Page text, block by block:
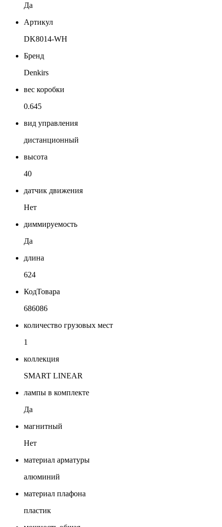
Да
Артикул
DK8014-WH
Бренд
Denkirs
вес коробки
0.645
вид управления
дистанционный
высота
40
датчик движения
Нет
диммируемость
Да
длина
624
КодТовара
686086
количество грузовых мест
1
коллекция
SMART LINEAR
лампы в комплекте
Да
магнитный
Нет
материал арматуры
алюминий
материал плафона
пластик